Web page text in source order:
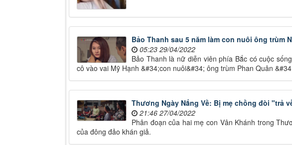
Bảo Thanh sau 5 năm làm con nuôi ông trùm
05:23 29/04/2022
Bảo Thanh là nữ diễn viên phía Bắc có cuộc
cô vào vai Mỹ Hạnh &#34;con nuôi&#34; ông trùm Phan Quân
Thương Ngày Nắng Về: Bị mẹ chồng đòi "trả
21:46 27/04/2022
Phân đoạn của hai mẹ con Vân Khánh trong
của đông đảo khán giả.